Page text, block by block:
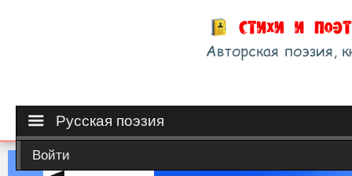
Русская поэзия
Войти